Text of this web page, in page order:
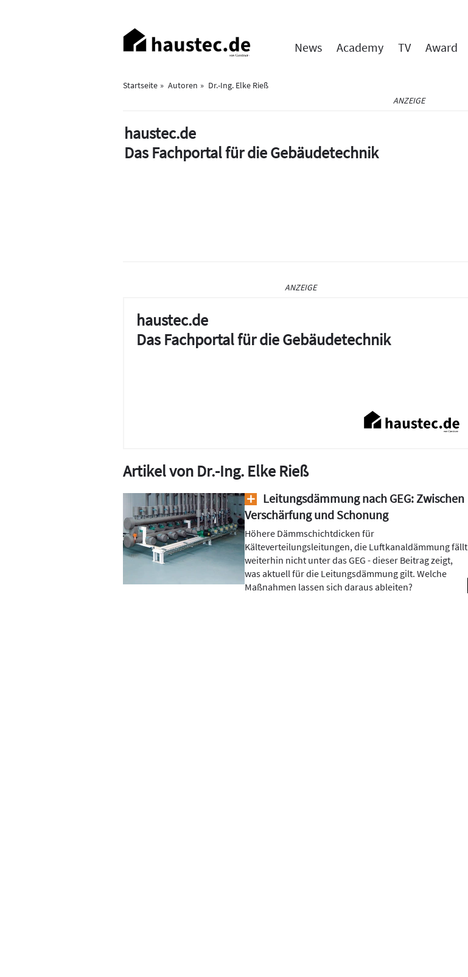
Haupt-
Navigation
News Academy TV Award
Startseite Autoren
Dr.-Ing. Elke Rieß
ANZEIGE
haustec.de
Das Fachportal für die Gebäudetechnik
ANZEIGE
haustec.de
Das Fachportal für die Gebäudetechnik
Artikel von Dr.-Ing. Elke Rieß
Leitungsdämmung nach GEG: Zwischen
Verschärfung und Schonung
Höhere Dämmschichtdicken für
Kälteverteilungsleitungen, die Luftkanaldämmung fällt
weiterhin nicht unter das GEG - dieser Beitrag zeigt,
was aktuell für die Leitungsdämmung gilt. Welche
Maßnahmen lassen sich daraus ableiten?